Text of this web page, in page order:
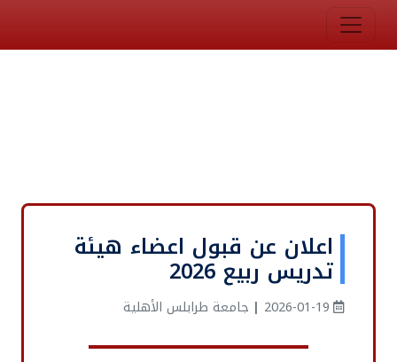
اعلان عن قبول اعضاء هيئة
تدريس ربيع 2026
2026-01-19
| جامعة طرابلس الأهلية